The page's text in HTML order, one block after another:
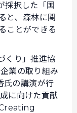
採択した「国
と、森林に関
ことができる
くり」推進協
業の取り組み
の講演が行
に向けた貢献